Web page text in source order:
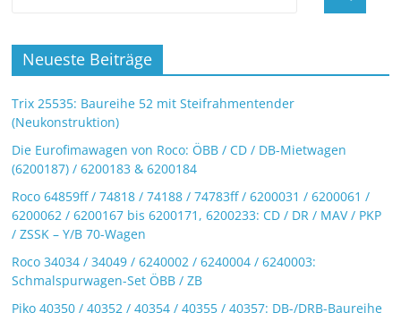
Neueste Beiträge
Trix 25535: Baureihe 52 mit Steifrahmentender
(Neukonstruktion)
Die Eurofimawagen von Roco: ÖBB / CD / DB-Mietwagen
(6200187) / 6200183 & 6200184
Roco 64859ff / 74818 / 74188 / 74783ff / 6200031 / 6200061 /
6200062 / 6200167 bis 6200171, 6200233: CD / DR / MAV / PKP
/ ZSSK – Y/B 70-Wagen
Roco 34034 / 34049 / 6240002 / 6240004 / 6240003:
Schmalspurwagen-Set ÖBB / ZB
Piko 40350 / 40352 / 40354 / 40355 / 40357: DB-/DRB-Baureihe